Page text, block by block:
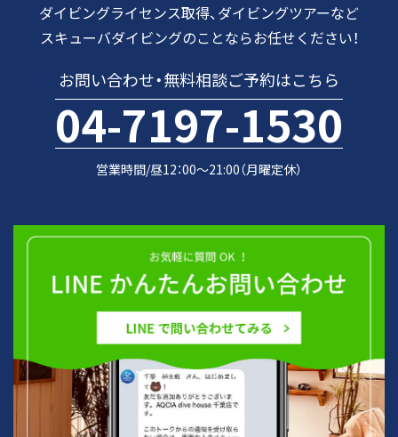
ダイビングライセンス取得、 ダイビングツアーなど
スキューバダイビングのことならお任せください！
お問い合わせ・無料相談ご予約はこちら
04-7197-1530
営業時間/昼12：00～21:00（月曜定休）